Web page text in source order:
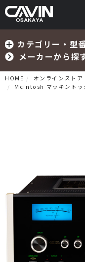
カテゴリー・型
メーカーから探
プリアンプ
パワーアンプ
CDプレーヤー・レシー
ネットワークプレーヤ
HOME オンラインストア
Mcintosh マッキントッ